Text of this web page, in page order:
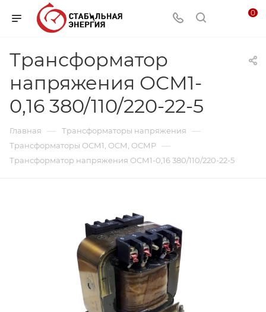
0
Трансформатор
напряжения ОСМ1-
0,16 380/110/220-22-5
Главная — Трансформаторы напряжения —
Трансформаторы ОСМ1, ОСМ, ОСМР —
Трансформатор напряжения ОСМ1-0,16 380/110/220-22-5